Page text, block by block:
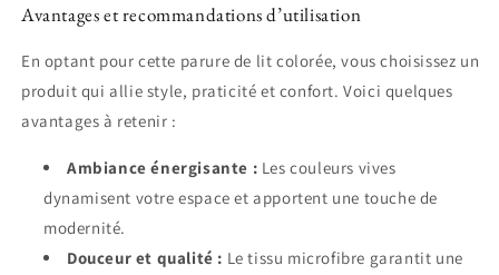
Avantages et recommandations d’utilisation
En optant pour cette parure de lit colorée, vous choisissez un
produit qui allie style, praticité et confort. Voici quelques
avantages à retenir :
Ambiance énergisante : Les couleurs vives
dynamisent votre espace et apportent une touche de
modernité.
Douceur et qualité : Le tissu microfibre garantit une